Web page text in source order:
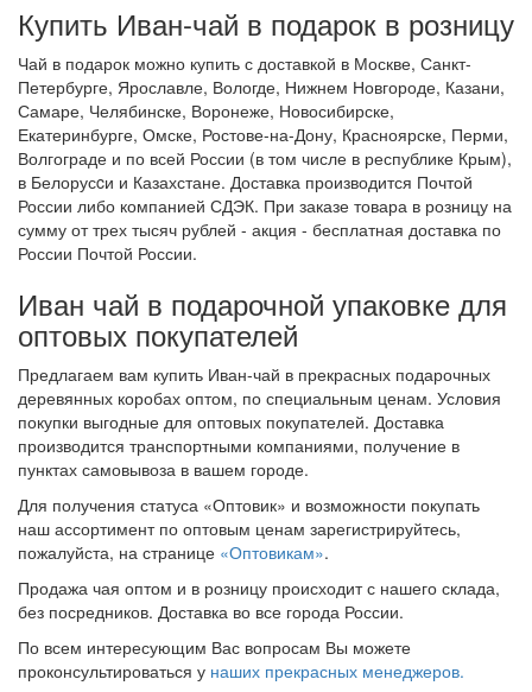
Купить Иван-чай в подарок в розницу
Чай в подарок можно купить с доставкой в Москве, Санкт-
Петербурге, Ярославле, Вологде, Нижнем Новгороде, Казани,
Самаре, Челябинске, Воронеже, Новосибирске,
Екатеринбурге, Омске, Ростове-на-Дону, Красноярске, Перми,
Волгограде и по всей России (в том числе в республике Крым),
в Белорусcи и Казахстане. Доставка производится Почтой
России либо компанией СДЭК. При заказе товара в розницу на
сумму от трех тысяч рублей - акция - бесплатная доставка по
России Почтой России.
Иван чай в подарочной упаковке для
оптовых покупателей
Предлагаем вам купить Иван-чай в прекрасных подарочных
деревянных коробах оптом, по специальным ценам. Условия
покупки выгодные для оптовых покупателей. Доставка
производится транспортными компаниями, получение в
пунктах самовывоза в вашем городе.
Для получения статуса «Оптовик» и возможности покупать
наш ассортимент по оптовым ценам зарегистрируйтесь,
пожалуйста, на странице «Оптовикам».
Продажа чая оптом и в розницу происходит с нашего склада,
без посредников. Доставка во все города России.
По всем интересующим Вас вопросам Вы можете
проконсультироваться у наших прекрасных менеджеров.